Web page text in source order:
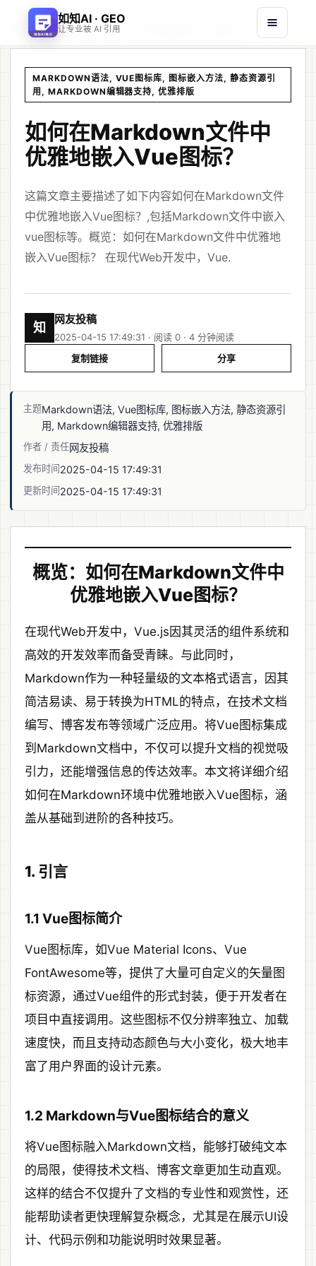
如知AI · GEO
让专业被 AI 引用
文章/ 如何在Markdown文件中优雅地嵌入Vue图标？
MARKDOWN语法, VUE图标库, 图标嵌入方法, 静态资源引
用, MARKDOWN编辑器支持, 优雅排版
如何在Markdown文件中
优雅地嵌入Vue图标？
这篇文章主要描述了如下内容如何在Markdown文件
中优雅地嵌入Vue图标？,包括Markdown文件中嵌入
vue图标等。概览：如何在Markdown文件中优雅地
嵌入Vue图标？ 在现代Web开发中，Vue.
知
网友投稿
2025-04-15 17:49:31 · 阅读 0 · 4 分钟阅读
复制链接
分享
主题Markdown语法, Vue图标库, 图标嵌入方法, 静态资源引
用, Markdown编辑器支持, 优雅排版
作者 / 责任网友投稿
发布时间2025-04-15 17:49:31
更新时间2025-04-15 17:49:31
概览：如何在Markdown文件中
优雅地嵌入Vue图标？
在现代Web开发中，Vue.js因其灵活的组件系统和
高效的开发效率而备受青睐。与此同时，
Markdown作为一种轻量级的文本格式语言，因其
简洁易读、易于转换为HTML的特点，在技术文档
编写、博客发布等领域广泛应用。将Vue图标集成
到Markdown文档中，不仅可以提升文档的视觉吸
引力，还能增强信息的传达效率。本文将详细介绍
如何在Markdown环境中优雅地嵌入Vue图标，涵
盖从基础到进阶的各种技巧。
1. 引言
1.1 Vue图标简介
Vue图标库，如Vue Material Icons、Vue
FontAwesome等，提供了大量可自定义的矢量图
标资源，通过Vue组件的形式封装，便于开发者在
项目中直接调用。这些图标不仅分辨率独立、加载
速度快，而且支持动态颜色与大小变化，极大地丰
富了用户界面的设计元素。
1.2 Markdown与Vue图标结合的意义
将Vue图标融入Markdown文档，能够打破纯文本
的局限，使得技术文档、博客文章更加生动直观。
这样的结合不仅提升了文档的专业性和观赏性，还
能帮助读者更快理解复杂概念，尤其是在展示UI设
计、代码示例和功能说明时效果显著。